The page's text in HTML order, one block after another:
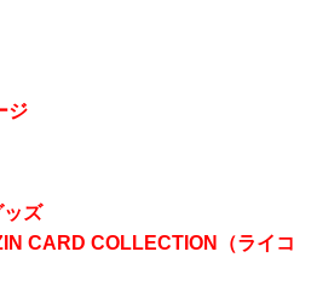
ジ
ズ
CARD COLLECTION（ライコ